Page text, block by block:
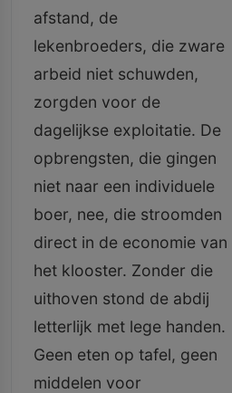
afstand, de
lekenbroeders, die zware
arbeid niet schuwden,
zorgden voor de
dagelijkse exploitatie. De
opbrengsten, die gingen
niet naar een individuele
boer, nee, die stroomden
direct in de economie van
het klooster. Zonder die
uithoven stond de abdij
letterlijk met lege handen.
Geen eten op tafel, geen
middelen voor